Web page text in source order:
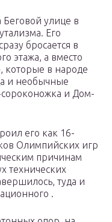
улице в
Его
бросается в
этажа, а вместо
которые в народе
и необычные
и Дом-
его как 16-
Олимпийских игр
причинам
технических
туда и
.